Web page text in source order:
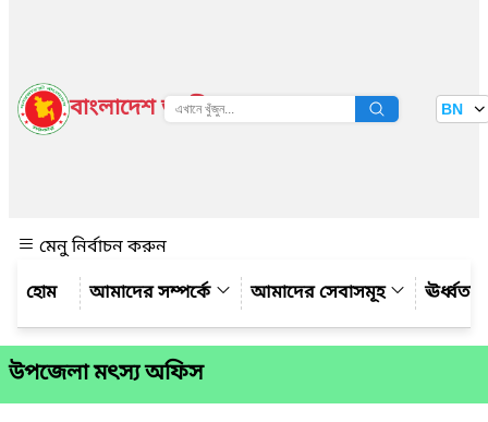
বাংলাদেশ জাতীয় তথ্য বাতায়ন BN
মেনু নির্বাচন করুন
আমাদের সম্পর্কে
আমাদের সেবাসমূহ
উপজেলা মৎস্য অফিস